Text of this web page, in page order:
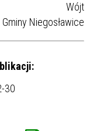
Gminy Niegosławice
30